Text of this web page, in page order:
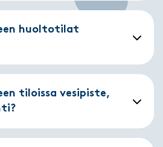
huoltotilat
tiloissa vesipiste,